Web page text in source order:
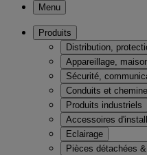
Menu
Produits
Distribution,
Appareillage,
Sécurité,
Conduits et
Produits industriels
Accessoires
Eclairage
Pièces détachées